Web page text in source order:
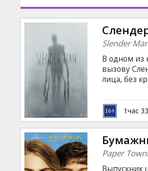
Новости
Подарки
Кинозакуски
B2B
Клуб
Slender
В одном из
вызову
лица, без
языке с1час
Paper
Выпускник